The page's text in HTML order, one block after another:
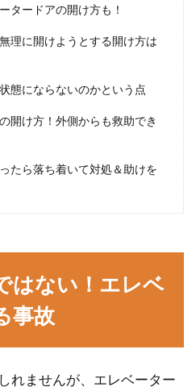
のここが不安！ベランダの
どれくらいなの？
にプランターを置いて、ちょっとした
でしょ...
方も多いでしょう。しかし、構造は
イズを見直してローコスト住
タードアの開け方も！
理に開けようとする開け方は
態にならないのかという点
開け方！外側からも救助でき
たら落ち着いて対処＆助けを
はない！エレベ
事故
れませんが、エレベーター